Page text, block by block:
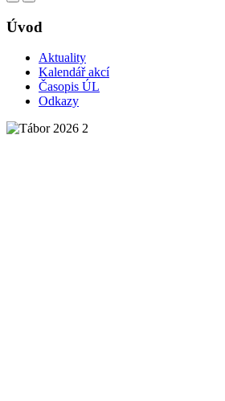
Úvod
Aktuality
Kalendář akcí
Časopis ÚL
Odkazy